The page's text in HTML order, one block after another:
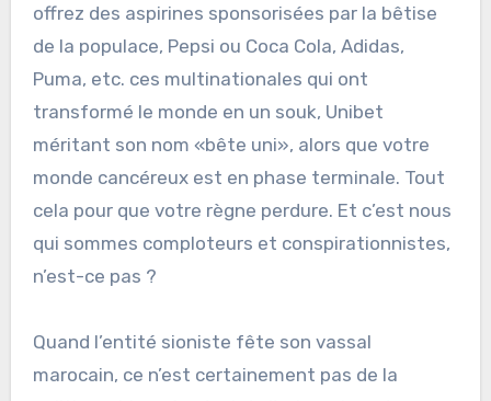
offrez des aspirines sponsorisées par la bêtise
de la populace, Pepsi ou Coca Cola, Adidas,
Puma, etc. ces multinationales qui ont
transformé le monde en un souk, Unibet
méritant son nom «bête uni», alors que votre
monde cancéreux est en phase terminale. Tout
cela pour que votre règne perdure. Et c’est nous
qui sommes comploteurs et conspirationnistes,
n’est-ce pas ?
Quand l’entité sioniste fête son vassal
marocain, ce n’est certainement pas de la